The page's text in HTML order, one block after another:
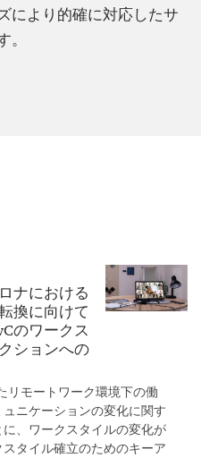
により的確に対応したサ
。
ナにおける
換に向けて
のワークス
ションへの
リモートワーク環境下の働
ニケーションの変化に関す
、ワークスタイルの変化が
タイル確立のためのキーア